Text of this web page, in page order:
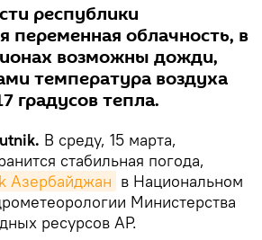
республики
переменная облачность, в
возможны дожди,
температура воздуха
градусов тепла.
В среду, 15 марта,
стабильная погода,
Азербайджан в Национальном
Министерства
ресурсов АР.